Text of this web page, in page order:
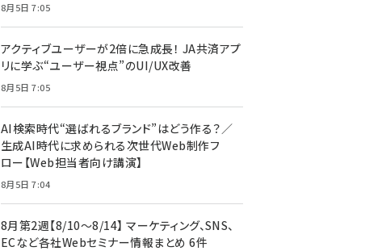
8月5日 7:05
アクティブユーザーが2倍に急成長！ JA共済アプ
リに学ぶ“ユーザー視点”のUI/UX改善
8月5日 7:05
AI検索時代“選ばれるブランド”はどう作る？／
生成AI時代に求められる次世代Web制作フ
ロー【Web担当者向け講演】
8月5日 7:04
8月第2週【8/10～8/14】 マーケティング、SNS、
ECなど各社Webセミナー情報まとめ 6件